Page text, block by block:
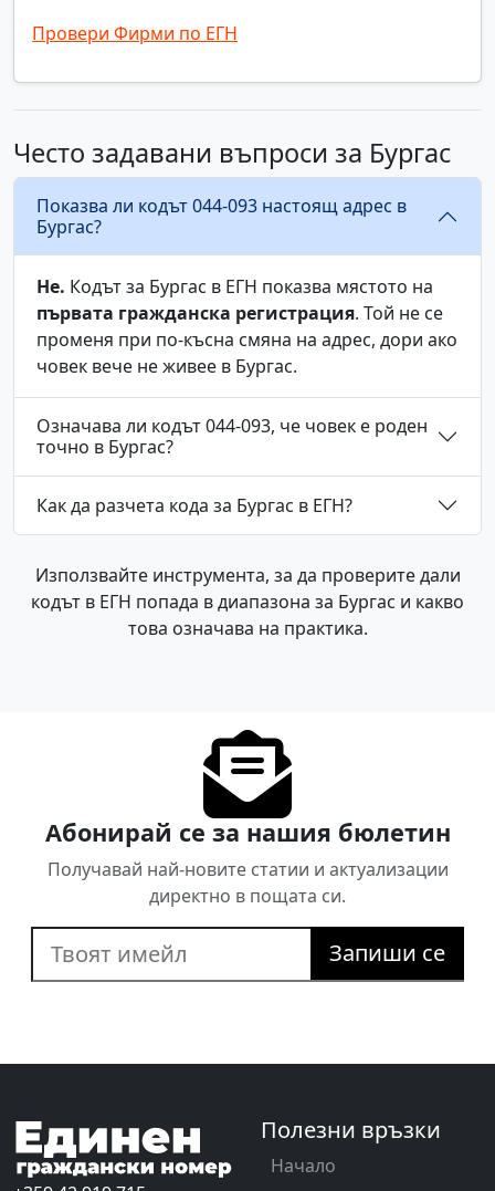
Провери Фирми по ЕГН
Често задавани въпроси за Бургас
Показва ли кодът 044-093 настоящ адрес в
Бургас?
Не. Кодът за Бургас в ЕГН показва мястото на
първата гражданска регистрация. Той не се
променя при по-късна смяна на адрес, дори ако
човек вече не живее в Бургас.
Означава ли кодът 044-093, че човек е роден
точно в Бургас?
Как да разчета кода за Бургас в ЕГН?
Използвайте инструмента, за да проверите дали
кодът в ЕГН попада в диапазона за Бургас и какво
това означава на практика.
Абонирай се за нашия бюлетин
Получавай най-новите статии и актуализации
директно в пощата си.
Запиши се
Полезни връзки
Начало